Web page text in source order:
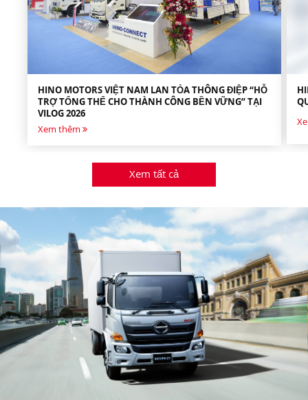
HINO MOTORS VIỆT NAM LAN TỎA THÔNG ĐIỆP “HỖ
TRỢ TỔNG THỂ CHO THÀNH CÔNG BỀN VỮNG” TẠI
VILOG 2026
Xem thêm
Xem tất cả